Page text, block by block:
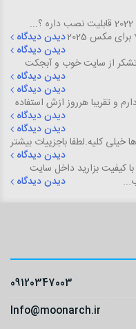
دیدن دیدگاهدرود این نسخه 7 برای مکس 2025
دیدن دیدگاه
تشکر از سایت خوب و آبجکت
دیدن دیدگاه
دیدن دیدگاه
و تقریبا هرروز ازش استفاده
دیدن دیدگاه
دیدن دیدگاه
کلیه.لطفا باجزییات بیشتر
دیدن دیدگاه
کیفیت بزارید داخل سایت
دیدن دیدگاه
09120347003
Info@moonarch.ir